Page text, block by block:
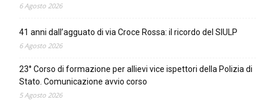
6 Agosto 2026
41 anni dall’agguato di via Croce Rossa: il ricordo del SIULP
6 Agosto 2026
23° Corso di formazione per allievi vice ispettori della Polizia di
Stato. Comunicazione avvio corso
5 Agosto 2026